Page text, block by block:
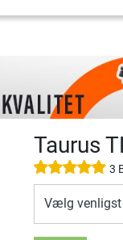
Taurus
3
Vælg venligst